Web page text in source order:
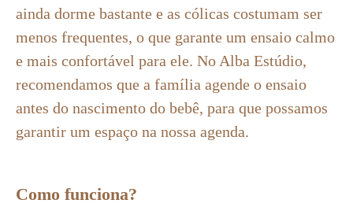
ainda dorme bastante e as cólicas costumam ser
menos frequentes, o que garante um ensaio calmo
e mais confortável para ele. No Alba Estúdio,
recomendamos que a família agende o ensaio
antes do nascimento do bebê, para que possamos
garantir um espaço na nossa agenda.
Como funciona?